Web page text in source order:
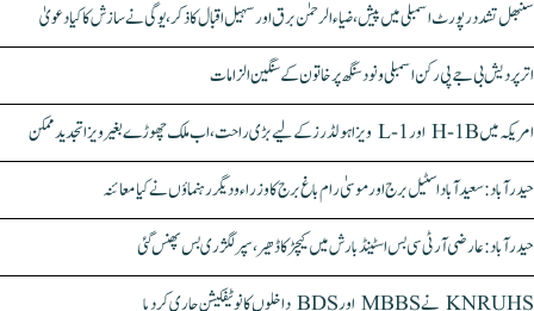
سنبھل تشدد رپورٹ اسمبلی میں پیش، ضیاء الرحمٰن برق اور سہیل اقبال کا ذکر، یوگی نے سازش کا کیا دعویٰ
اتر پردیش بی جے پی رکن اسمبلی ونود سنگھ پر خاتون کے سنگین الزامات
امریکہ میں H-1B اور L-1 ویزا ہولڈرز کے لیے بڑی راحت، اب ملک چھوڑے بغیر ویزا تجدید ممکن
حیدرآباد: سعیدآباد اسٹیل برج اور موسیٰ رام باغ برج کا وزراء و دیگر رہنماؤں نے کیا معائنہ
حیدرآباد: عارضی آر ٹی سی بس اسٹینڈ بارش میں کیچڑ کا ڈھیر، سپر لگژری بس پھنس گئی
KNRUHS نے MBBS اور BDS داخلوں کا نوٹیفکیشن جاری کر دیا